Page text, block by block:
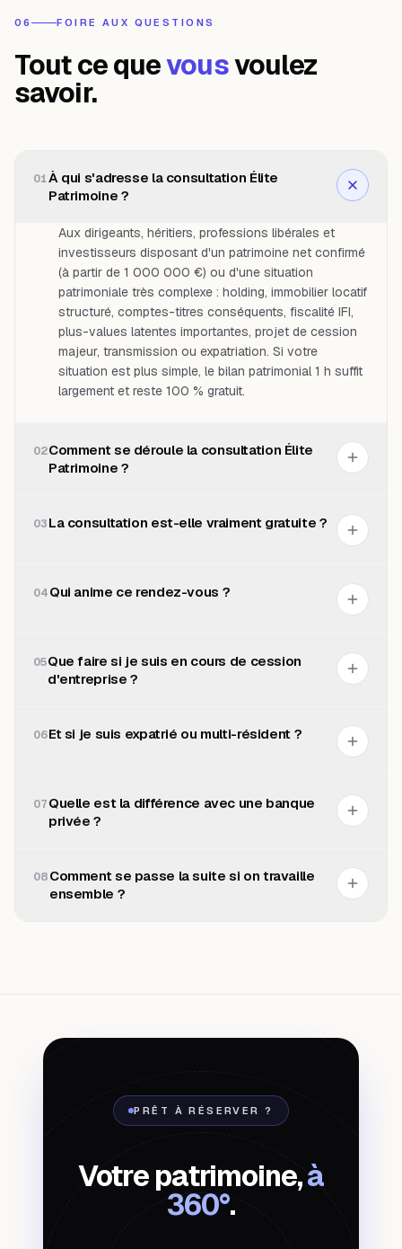
06 FOIRE AUX QUESTIONS
Tout ce quevousvoulez
savoir.
01À qui s'adresse la consultation Élite
Patrimoine ?
Aux dirigeants, héritiers, professions libérales et
investisseurs disposant d'un patrimoine net confirmé
(à partir de 1 000 000 €) ou d'une situation
patrimoniale très complexe : holding, immobilier locatif
structuré, comptes-titres conséquents, fiscalité IFI,
plus-values latentes importantes, projet de cession
majeur, transmission ou expatriation. Si votre
situation est plus simple, le bilan patrimonial 1 h suffit
largement et reste 100 % gratuit.
02Comment se déroule la consultation Élite
Patrimoine ?
03La consultation est-elle vraiment gratuite ?
04Qui anime ce rendez-vous ?
05Que faire si je suis en cours de cession
d'entreprise ?
06Et si je suis expatrié ou multi-résident ?
07Quelle est la différence avec une banque
privée ?
08Comment se passe la suite si on travaille
ensemble ?
PRÊT À RÉSERVER ?
Votre patrimoine,à
360°.